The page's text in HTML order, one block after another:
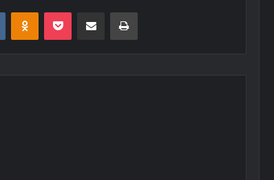
VKontakteOdnoklassniki
Pocket E-Posta ile paylaş Yazdır